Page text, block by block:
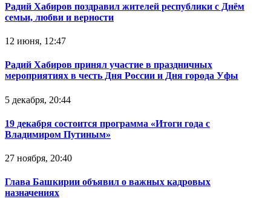
Радий Хабиров поздравил жителей республики с Днём
семьи, любви и верности
12 июня, 12:47
Радий Хабиров принял участие в праздничных
мероприятиях в честь Дня России и Дня города Уфы
5 декабря, 20:44
19 декабря состоится программа «Итоги года с
Владимиром Путиным»
27 ноября, 20:40
Глава Башкирии объявил о важных кадровых
назначениях